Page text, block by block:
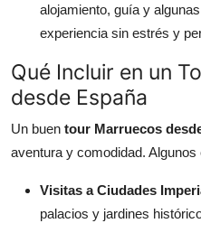
alojamiento, guía y
experiencia sin estrés y
Qué Incluir en un
desde España
Un buen tour Marruecos
aventura y comodidad.
Visitas a Ciudades
palacios y jardines